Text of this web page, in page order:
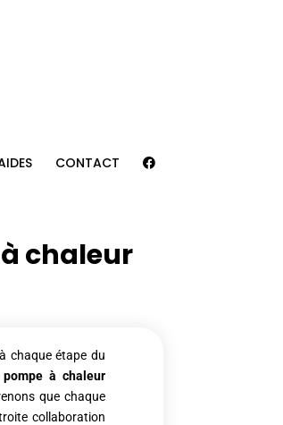
CONTACT
chaleur
chaque étape du
à chaleur
que chaque
collaboration